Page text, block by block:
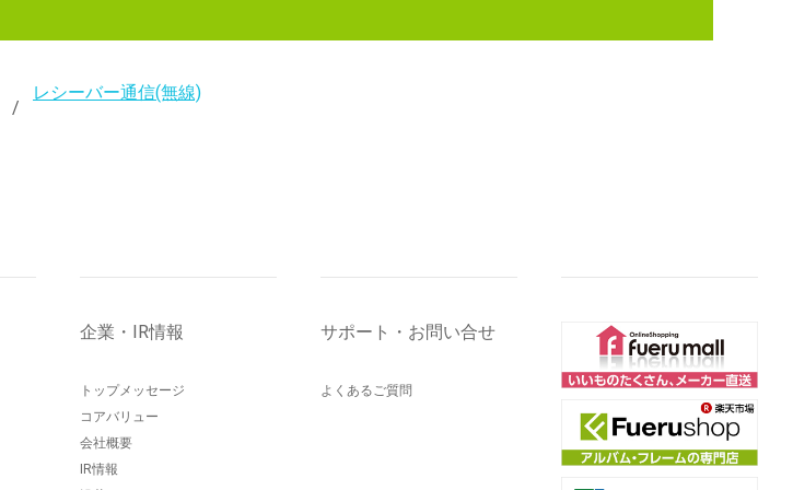
レシーバー通信(無線)
企業・IR情報
トップメッセージ
コアバリュー
会社概要
IR情報
サポート・お問い合せ
よくあるご質問